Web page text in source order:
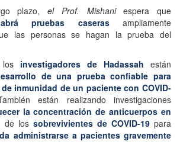
plazo, el Prof. Mishaniespera que
pruebas caserasampliamente
las personas se hagan la prueba del
investigadores de Hadassah están
de una prueba confiable para
inmunidad de un paciente con COVID-
están realizando investigaciones
la concentración de anticuerpos en
de los sobrevivientes de COVID-19 para
administrarse a pacientes gravemente